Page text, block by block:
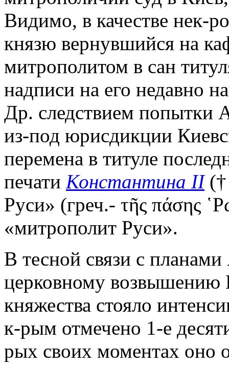
Видимо, в качестве нек-
князю вернувшийся на
митрополитом в сан
надписи на его недавно
Др. следствием попытки
из-под юрисдикции
перемена в титуле
печати Константина II(†
Руси» (греч.- τῆς πάσης
«митрополит Руси».
В тесной связи с
церковному возвышению
княжества стояло
к-рым отмечено 1-е
рых своих моментах оно